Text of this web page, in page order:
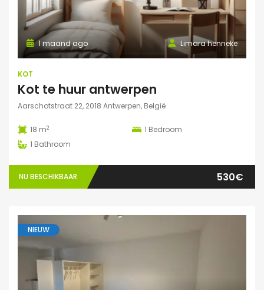
Limara henneke
1 maand ago
KOT
Kot te huur antwerpen
Aarschotstraat 22, 2018 Antwerpen, België
18 m2 1 Bedroom
1 Bathroom
NU BESCHIKBAAR 530€
NIEUW